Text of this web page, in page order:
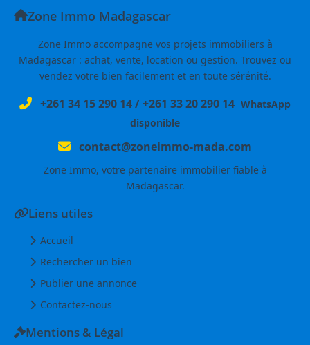
Zone Immo Madagascar
Zone Immo accompagne vos projets immobiliers à
Madagascar : achat, vente, location ou gestion. Trouvez ou
vendez votre bien facilement et en toute sérénité.
+261 34 15 290 14/+261 33 20 290 14 WhatsApp
disponible
contact@zoneimmo-mada.com
Zone Immo, votre partenaire immobilier fiable à
Madagascar.
Liens utiles
Accueil
Rechercher un bien
Publier une annonce
Contactez-nous
Mentions & Légal